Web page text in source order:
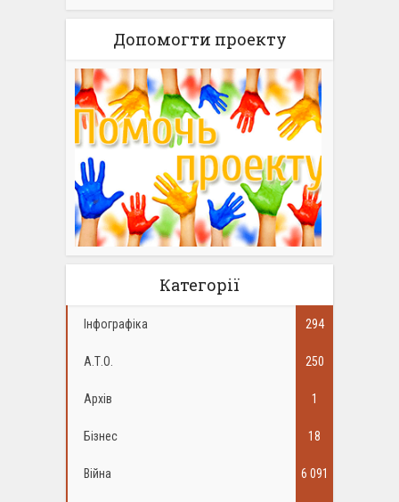
Допомогти проекту
Категорії
Інфографіка 294
А.Т.О. 250
Архів 1
Бізнес 18
Війна 6 091